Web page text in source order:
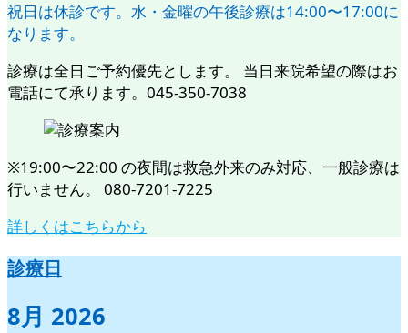
祝日は休診です。水・金曜の午後診療は14:00〜17:00に
なります。
診療は全日ご予約優先とします。 当日来院希望の際はお
電話にて承ります。045-350-7038
※19:00〜22:00 の夜間は救急外来のみ対応、一般診療は
行いません。 080-7201-7225
詳しくはこちらから
診療日
8月 2026